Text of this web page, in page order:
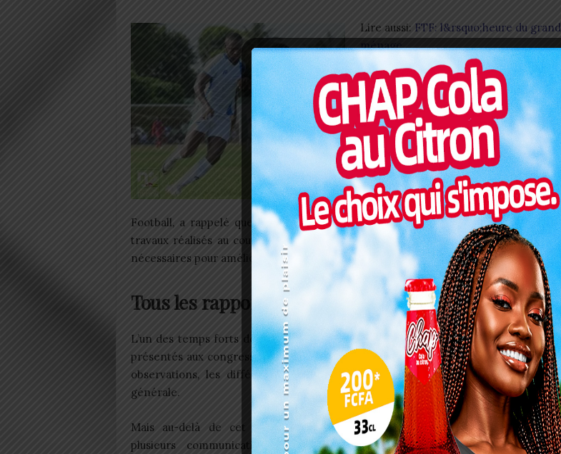
Lire aussi: FTF: l&rsquo;heure du grand
ménage
Face aux congressistes, aux
clubs et aux acteurs du ballon rond
le ton était clair : le football
entrer dans une nouvelle dimension.
Présent à ce point de presse de
Colonel Medjessribi Agoro, deuxième
président de la Fédération
Football, a rappelé que l’objectif majeur de ce congrès était de faire le point
travaux réalisés au cours des douze derniers mois, tout en identifiant les
nécessaires pour améliorer les performances de l’institution durant l’année à venir.
Tous les rapports validés malgré quelques réserves
L’un des temps forts de cette rencontre a été la validation de l’ensemble des
présentés aux congressistes. Même si certains délégués ont formulé des
observations, les différents documents soumis ont finalement obtenu
générale.
Mais au-delà de cet exercice statutaire,
plusieurs communications majeures ont